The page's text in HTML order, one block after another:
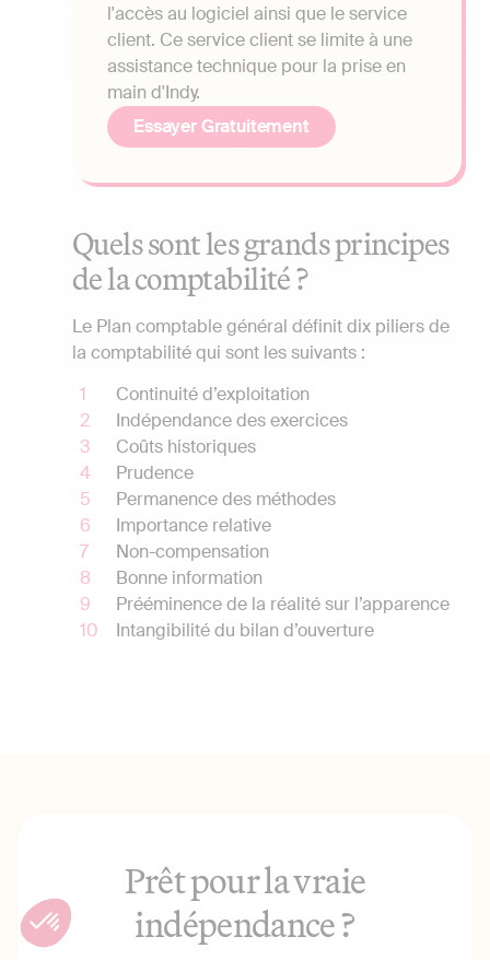
l'accès au logiciel ainsi que le service
client. Ce service client se limite à une
assistance technique pour la prise en
main d'Indy.
Essayer Gratuitement
Quels sont les grands principes
de la comptabilité ?
Le Plan comptable général définit dix piliers de
la comptabilité qui sont les suivants :
Continuité d’exploitation
Indépendance des exercices
Coûts historiques
Prudence
Permanence des méthodes
Importance relative
Non-compensation
Bonne information
Prééminence de la réalité sur l’apparence
Intangibilité du bilan d’ouverture
Prêt pour la vraie
indépendance ?